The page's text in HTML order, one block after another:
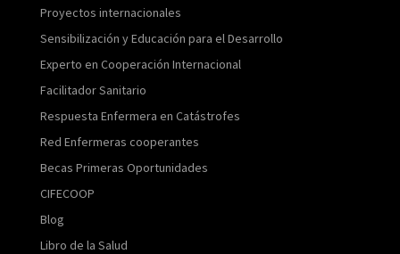
Proyectos internacionales
Sensibilización y Educación para el Desarrollo
Experto en Cooperación Internacional
Facilitador Sanitario
Respuesta Enfermera en Catástrofes
Red Enfermeras cooperantes
Becas Primeras Oportunidades
CIFECOOP
Blog
Libro de la Salud